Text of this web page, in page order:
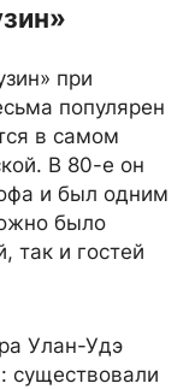
при
популярен
в самом
В 80-е он
и был одним
было
так и гостей
Улан-Удэ
существовали